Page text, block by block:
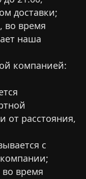
доставки;
во время
наша
компанией:
от расстояния,
с
время